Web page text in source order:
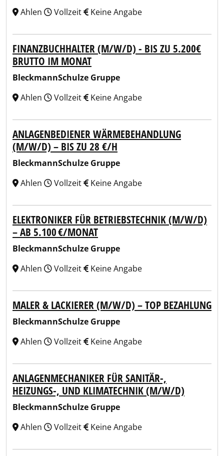
Ahlen
Vollzeit Keine Angabe
FINANZBUCHHALTER (M/W/D) - BIS ZU 5.200€
BRUTTO IM MONAT
BleckmannSchulze Gruppe
Ahlen
Vollzeit Keine Angabe
ANLAGENBEDIENER WÄRMEBEHANDLUNG
(M/W/D) – BIS ZU 28 €/H
BleckmannSchulze Gruppe
Ahlen
Vollzeit Keine Angabe
ELEKTRONIKER FÜR BETRIEBSTECHNIK (M/W/D)
– AB 5.100 €/MONAT
BleckmannSchulze Gruppe
Ahlen
Vollzeit Keine Angabe
MALER & LACKIERER (M/W/D) – TOP BEZAHLUNG
BleckmannSchulze Gruppe
Ahlen
Vollzeit Keine Angabe
ANLAGENMECHANIKER FÜR SANITÄR-,
HEIZUNGS-, UND KLIMATECHNIK (M/W/D)
BleckmannSchulze Gruppe
Ahlen
Vollzeit Keine Angabe